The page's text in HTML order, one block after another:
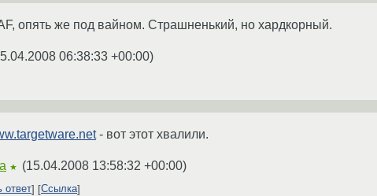
опять же под вайном. Страшненький, но хардкорный.
06:38:33 +00:00)
- вот этот хвалили.
★ (15.04.2008 13:58:32 +00:00)
ответ Ссылка